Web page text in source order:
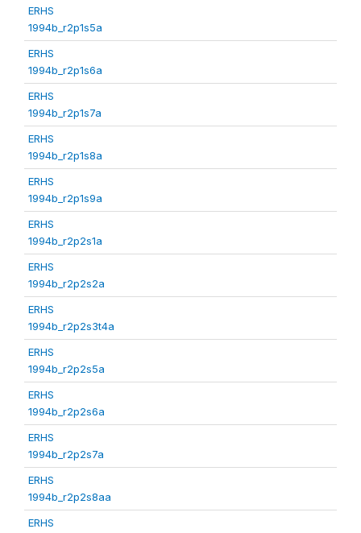
ERHS
1994b_r2p1s5a
ERHS
1994b_r2p1s6a
ERHS
1994b_r2p1s7a
ERHS
1994b_r2p1s8a
ERHS
1994b_r2p1s9a
ERHS
1994b_r2p2s1a
ERHS
1994b_r2p2s2a
ERHS
1994b_r2p2s3t4a
ERHS
1994b_r2p2s5a
ERHS
1994b_r2p2s6a
ERHS
1994b_r2p2s7a
ERHS
1994b_r2p2s8aa
ERHS